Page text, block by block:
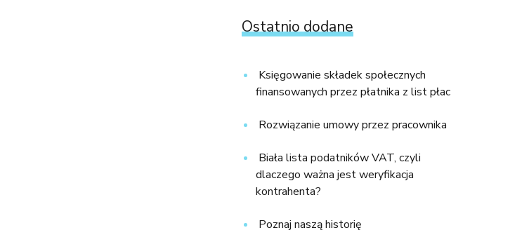
Ostatnio dodane
Księgowanie składek społecznych
finansowanych przez płatnika z list płac
Rozwiązanie umowy przez pracownika
Biała lista podatników VAT, czyli
dlaczego ważna jest weryfikacja
kontrahenta?
Poznaj naszą historię